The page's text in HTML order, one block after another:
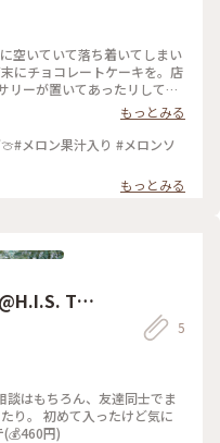
空いていて落ち着いてしまい
にチョコレートケーキを。店
リーが置いてあったリして、
もっとみる
メロン果汁入り #メロンソ
もっとみる
The
戸内たび
5
談はもちろん、友達同士でま
り。 初めて入ったけど気に
(💰460円)